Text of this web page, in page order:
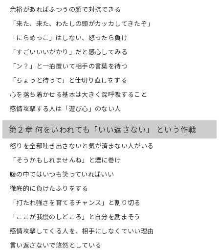
●日常生活に応用できる「感情トレーニ
ング」
るクセがある
●心を落ち着かせるコツ「何事もシンプ
●「イヤなことはすぐ忘れる」生き方
●「トラブル、クレームを避ける」賢い
●いつもリラックスでいこう
◎本書は小社より出版された『感情トレ
す。（※本書は2018/4/25に発売し、
2021/2/1に電子化をいたしました）
余裕があればふつうの顔で対抗できる
「来た、来た、わたしの頭がカッカしてきたぞ」
「にらめっこ」はしない、怒ったら負け
「すごいいいがかり」だと感心してみる
「ン？」と一拍置いて相手の言葉を待つ
「ちょっと待って」と仕切り直しをする
心を落ち着かせる基本は大きく深呼吸すること
感情攻撃する人は「遊び心」のない人
第２章 何をいわれても「いい返さない」 という作戦
怒りを全部吐き出さないと気が済まない人がいる
「そうかもしれませんね」と煙に巻け
腹の中ではいつも笑っていればいい
徹底的に負けたふりをする
「打たれ強さを育てるチャンス」と割り切る
「ここが我慢のしどころ」と自分を励まそう
感情攻撃してくる人を、相手にしなくていい理由
言い返さないで悠然としている